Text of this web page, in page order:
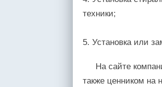
техники;
5. Установка или
На сайте
также ценником на